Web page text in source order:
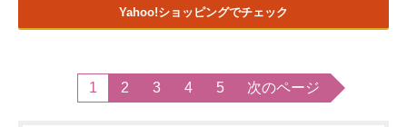
Yahoo!ショッピングでチェック
1 2 3 4 5 次のページ